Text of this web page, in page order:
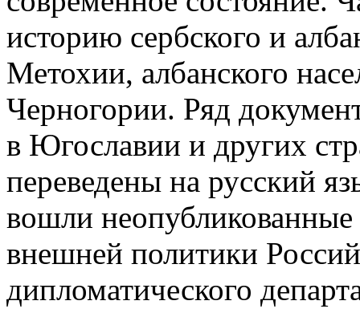
историю сербского и
Метохии, албанского
Черногории. Ряд
в Югославии и других
переведены на русский
вошли
внешней политики
дипломатического